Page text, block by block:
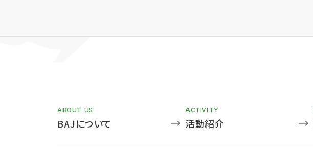
ABOUT US
BAJについて
ACTIVITY
活動紹介